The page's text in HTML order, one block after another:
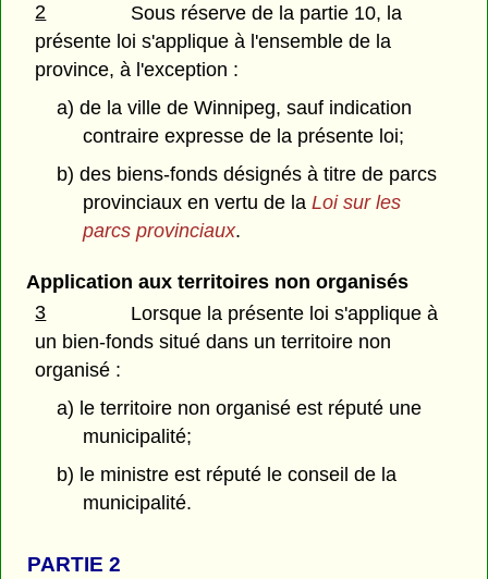
2
Sous réserve de la partie 10, la
présente loi s'applique à l'ensemble de la
province, à l'exception :
a) de la ville de Winnipeg, sauf indication
contraire expresse de la présente loi;
b) des biens-fonds désignés à titre de parcs
provinciaux en vertu de laLoi sur les
parcs provinciaux.
Application aux territoires non organisés
3
Lorsque la présente loi s'applique à
un bien-fonds situé dans un territoire non
organisé :
a) le territoire non organisé est réputé une
municipalité;
b) le ministre est réputé le conseil de la
municipalité.
PARTIE 2